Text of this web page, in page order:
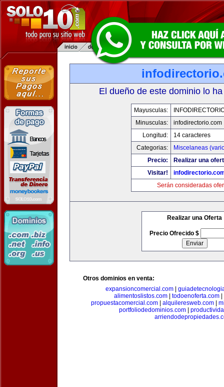
El dueño de este dominio lo
Mayusculas:
Minusculas:
infodirectorio.com
Longitud:
14 caracteres
Categorias:
Miscelaneas
Precio:
Realizar una
Visitar!
Serán consideradas
Realizar una Oferta
Precio Ofrecido $
Otros dominios en venta:
expansioncomercial.com|
alimentoslistos.com| todoenoferta.com|
propuestacomercial.com
alquileresweb.com
portfoliodedominios.com